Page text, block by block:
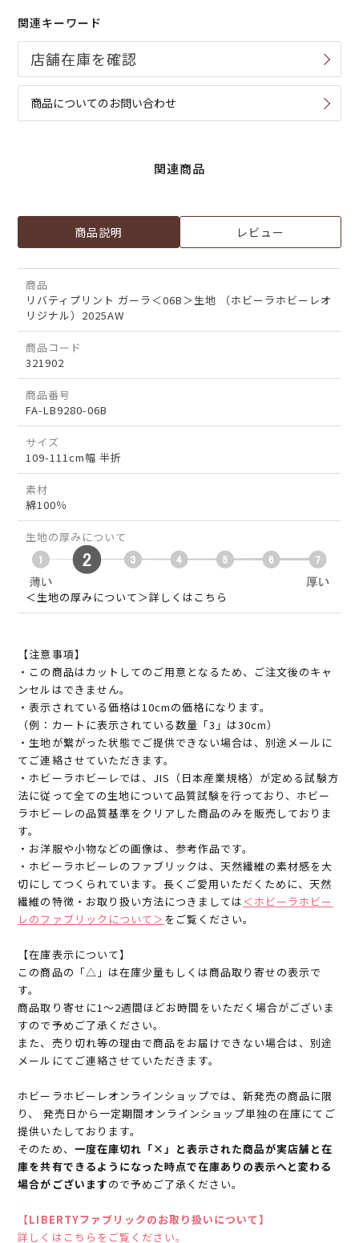
関連キーワード
商品についてのお問い合わせ
関連商品
商品説明 レビュー
商品
リバティプリント ガーラ＜06B＞生地 （ホビーラホビーレオ
リジナル）2025AW
商品コード
321902
商品番号
FA-LB9280-06B
サイズ
109-111cm幅 半折
素材
綿100％
生地の厚みについて
＜生地の厚みについて＞詳しくはこちら
【注意事項】
・この商品はカットしてのご用意となるため、ご注文後のキャ
ンセルはできません。
・表示されている価格は10cmの価格になります。
（例：カートに表示されている数量「3」は30cm）
・生地が繋がった状態でご提供できない場合は、別途メールに
てご連絡させていただきます。
・ホビーラホビーレでは、JIS（日本産業規格）が定める試験方
法に従って全ての生地について品質試験を行っており、ホビー
ラホビーレの品質基準をクリアした商品のみを販売しておりま
す。
・お洋服や小物などの画像は、参考作品です。
・ホビーラホビーレのファブリックは、天然繊維の素材感を大
切にしてつくられています。長くご愛用いただくために、天然
繊維の特徴・お取り扱い方法につきましては＜ホビーラホビー
レのファブリックについて＞ をご覧ください。
【在庫表示について】
この商品の「△」は在庫少量もしくは商品取り寄せの表示で
す。
商品取り寄せに1～2週間ほどお時間をいただく場合がございま
すので予めご了承ください。
また、売り切れ等の理由で商品をお届けできない場合は、別途
メールにてご連絡させていただきます。
ホビーラホビーレオンラインショップでは、新発売の商品に限
り、 発売日から一定期間オンラインショップ単独の在庫にてご
提供いたしております。
そのため、 一度在庫切れ「×」と表示された商品が実店舗と在
庫を共有できるようになった時点で在庫ありの表示へと変わる
場合がございますので予めご了承ください。
【LIBERTYファブリックのお取り扱いについて】
詳しくはこちらをご覧ください。